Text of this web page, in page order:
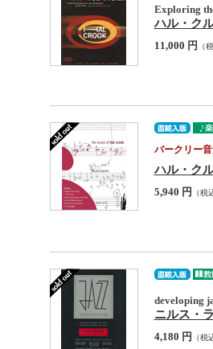
Exploring
ハル・ク
11,000 円 （
バークリー
ハル・ク
5,940 円 （税
developing
ニルス・
4,180 円 （税